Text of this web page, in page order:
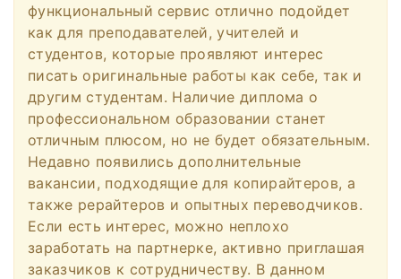
функциональный сервис отлично подойдет
как для преподавателей, учителей и
студентов, которые проявляют интерес
писать оригинальные работы как себе, так и
другим студентам. Наличие диплома о
профессиональном образовании станет
отличным плюсом, но не будет обязательным.
Недавно появились дополнительные
вакансии, подходящие для копирайтеров, а
также рерайтеров и опытных переводчиков.
Если есть интерес, можно неплохо
заработать на партнерке, активно приглашая
заказчиков к сотрудничеству. В данном